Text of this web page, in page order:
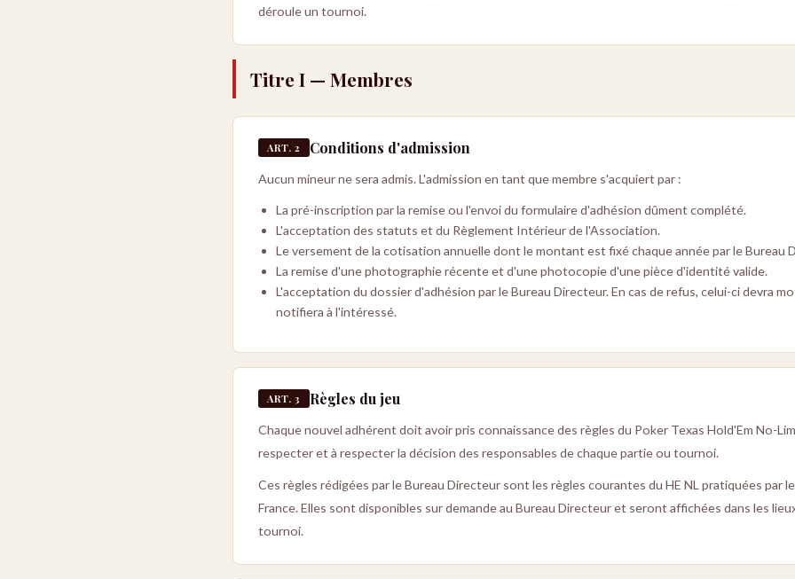
déroule un tournoi.
Titre I — Membres
ART. 2 Conditions d'admission
Aucun mineur ne sera admis. L'admission en tant que membre s'acquiert par :
La pré-inscription par la remise ou l'envoi du formulaire d'adhésion dûment complété.
L'acceptation des statuts et du Règlement Intérieur de l'Association.
Le versement de la cotisation annuelle dont le montant est fixé chaque année par le Bureau
La remise d'une photographie récente et d'une photocopie d'une pièce d'identité valide.
L'acceptation du dossier d'adhésion par le Bureau Directeur. En cas de refus, celui-ci devra
notifiera à l'intéressé.
ART. 3 Règles du jeu
Chaque nouvel adhérent doit avoir pris connaissance des règles du Poker Texas Hold'Em No-
respecter et à respecter la décision des responsables de chaque partie ou tournoi.
Ces règles rédigées par le Bureau Directeur sont les règles courantes du HE NL pratiquées par
France. Elles sont disponibles sur demande au Bureau Directeur et seront affichées dans les
tournoi.